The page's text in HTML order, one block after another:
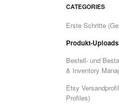
CATEGORIES
Erste Schritte
Produkt-
Bestell- und
& Inventory
Etsy
Profiles)